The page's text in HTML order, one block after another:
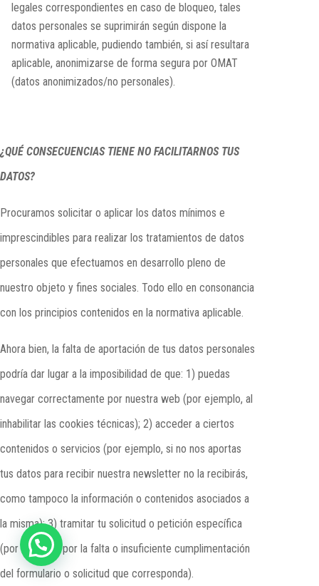
legales correspondientes en caso de bloqueo, tales
datos personales se suprimirán según dispone la
normativa aplicable, pudiendo también, si así resultara
aplicable, anonimizarse de forma segura por OMAT
(datos anonimizados/no personales).
¿QUÉ CONSECUENCIAS TIENE NO FACILITARNOS TUS
DATOS?
Procuramos solicitar o aplicar los datos mínimos e
imprescindibles para realizar los tratamientos de datos
personales que efectuamos en desarrollo pleno de
nuestro objeto y fines sociales. Todo ello en consonancia
con los principios contenidos en la normativa aplicable.
Ahora bien, la falta de aportación de tus datos personales
podría dar lugar a la imposibilidad de que: 1) puedas
navegar correctamente por nuestra web (por ejemplo, al
inhabilitar las cookies técnicas); 2) acceder a ciertos
contenidos o servicios (por ejemplo, si no nos aportas
tus datos para recibir nuestra newsletter no la recibirás,
como tampoco la información o contenidos asociados a
la misma); 3) tramitar tu solicitud o petición específica
(por ejemplo, por la falta o insuficiente cumplimentación
del formulario o solicitud que corresponda).